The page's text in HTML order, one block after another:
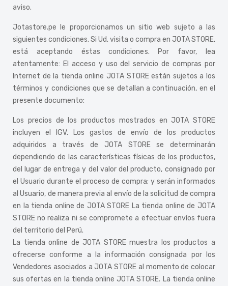
aviso.
Jotastore.pe le proporcionamos un sitio web sujeto a las
siguientes condiciones. Si Ud. visita o compra en JOTA STORE,
está aceptando éstas condiciones. Por favor, lea
atentamente: El acceso y uso del servicio de compras por
Internet de la tienda online JOTA STORE están sujetos a los
términos y condiciones que se detallan a continuación, en el
presente documento:
Los precios de los productos mostrados en JOTA STORE
incluyen el IGV. Los gastos de envío de los productos
adquiridos a través de JOTA STORE se determinarán
dependiendo de las características físicas de los productos,
del lugar de entrega y del valor del producto, consignado por
el Usuario durante el proceso de compra; y serán informados
al Usuario, de manera previa al envío de la solicitud de compra
en la tienda online de JOTA STORE La tienda online de JOTA
STORE no realiza ni se compromete a efectuar envíos fuera
del territorio del Perú.
La tienda online de JOTA STORE muestra los productos a
ofrecerse conforme a la información consignada por los
Vendedores asociados a JOTA STORE al momento de colocar
sus ofertas en la tienda online JOTA STORE. La tienda online